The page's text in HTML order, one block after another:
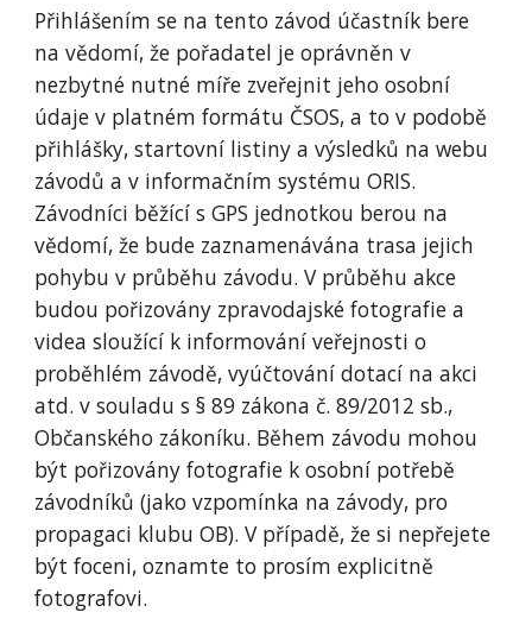
Přihlášením se na tento závod účastník bere
na vědomí, že pořadatel je oprávněn v
nezbytné nutné míře zveřejnit jeho osobní
údaje v platném formátu ČSOS, a to v podobě
přihlášky, startovní listiny a výsledků na webu
závodů a v informačním systému ORIS.
Závodníci běžící s GPS jednotkou berou na
vědomí, že bude zaznamenávána trasa jejich
pohybu v průběhu závodu. V průběhu akce
budou pořizovány zpravodajské fotografie a
videa sloužící k informování veřejnosti o
proběhlém závodě, vyúčtování dotací na akci
atd. v souladu s § 89 zákona č. 89/2012 sb.,
Občanského zákoníku. Během závodu mohou
být pořizovány fotografie k osobní potřebě
závodníků (jako vzpomínka na závody, pro
propagaci klubu OB). V případě, že si nepřejete
být foceni, oznamte to prosím explicitně
fotografovi.